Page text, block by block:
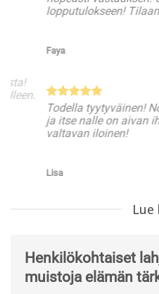
lopputulokseen! Tilaan
Todella tyytyväinen!
ja itse nalle on aivan
valtavan iloinen!
Lue
Henkilökohtaiset
muistoja elämän